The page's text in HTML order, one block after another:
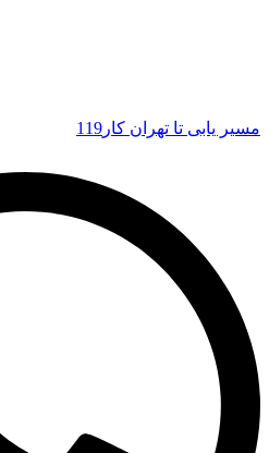
مسیر یابی تا تهران کار119